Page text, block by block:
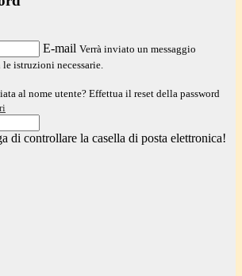
E-mail Verrà inviato un messaggio
istruzioni necessarie.
al nome utente? Effettua il reset della password
di controllare la casella di posta elettronica!